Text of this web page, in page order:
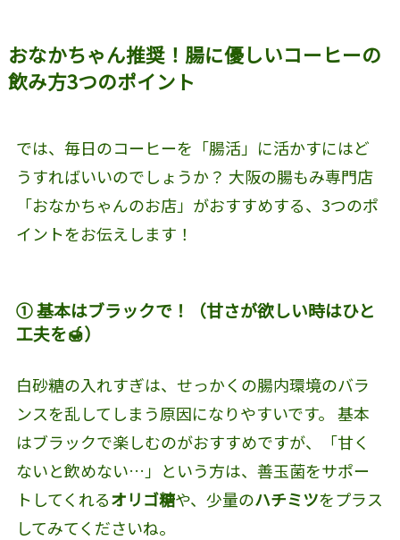
おなかちゃん推奨！腸に優しいコーヒーの
飲み方3つのポイント
では、毎日のコーヒーを「腸活」に活かすにはど
うすればいいのでしょうか？ 大阪の腸もみ専門店
「おなかちゃんのお店」がおすすめする、3つのポ
イントをお伝えします！
① 基本はブラックで！（甘さが欲しい時はひと
工夫を🍯）
白砂糖の入れすぎは、せっかくの腸内環境のバラ
ンスを乱してしまう原因になりやすいです。 基本
はブラックで楽しむのがおすすめですが、「甘く
ないと飲めない…」という方は、善玉菌をサポー
トしてくれるオリゴ糖や、少量のハチミツをプラス
してみてくださいね。